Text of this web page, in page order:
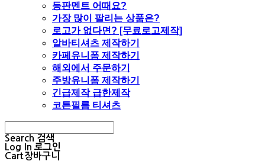
등판멘트 어때요?
가장 많이 팔리는 상품은?
로고가 없다면? [무료로고제작]
알바티셔츠 제작하기
카페유니폼 제작하기
해외에서 주문하기
주방유니폼 제작하기
긴급제작 급한제작
코튼필름 티셔츠
Search 검색
Log In 로그인
Cart장바구니